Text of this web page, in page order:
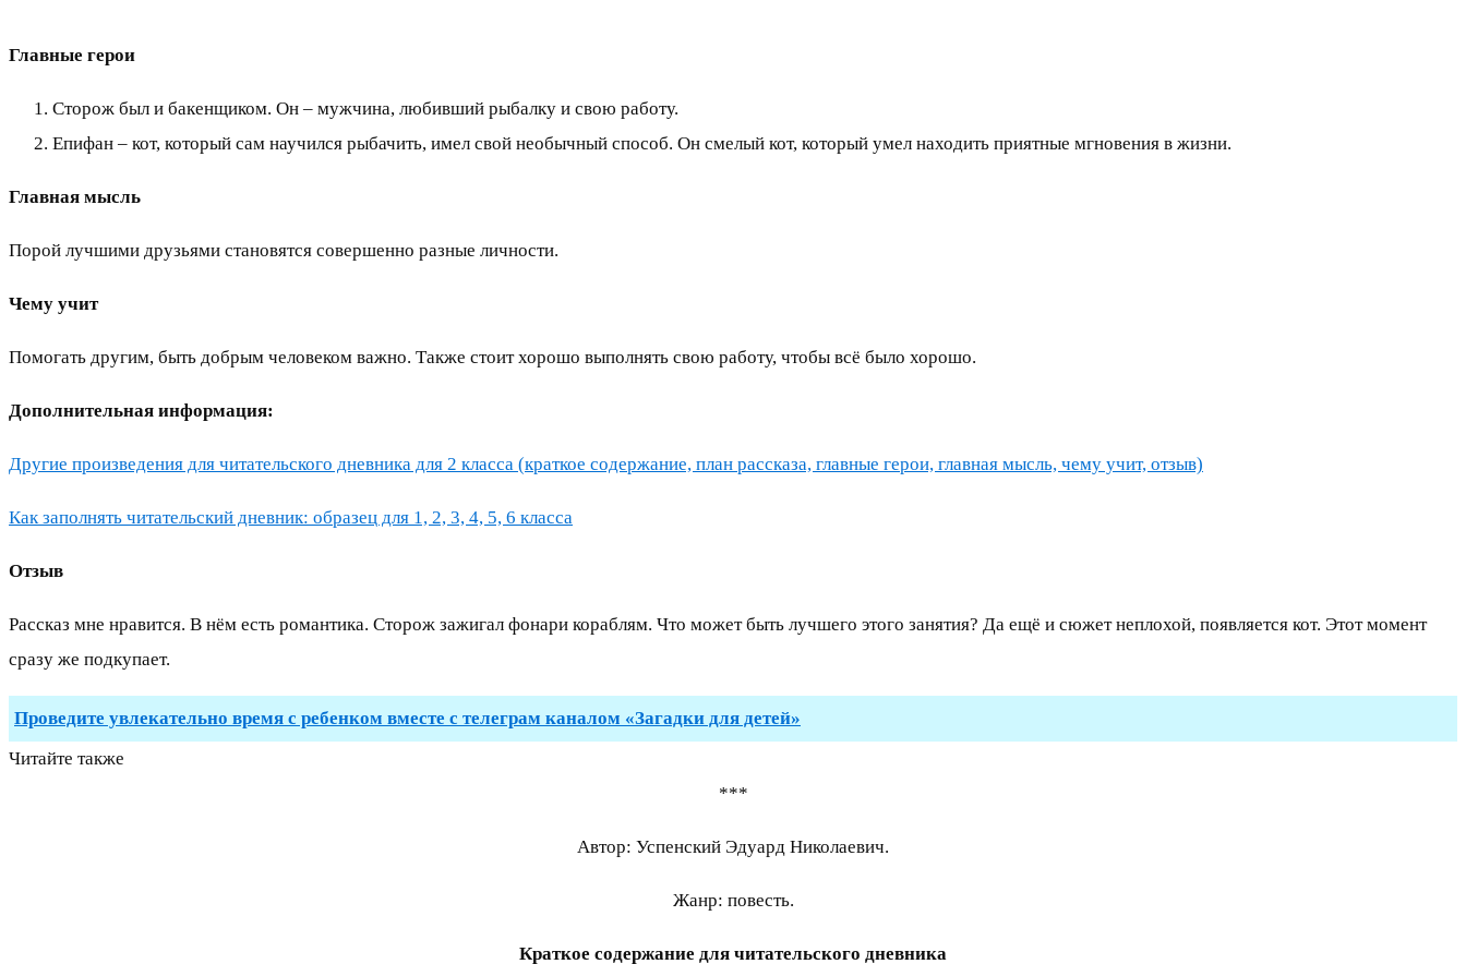
Главные герои
Сторож был и бакенщиком. Он – мужчина, любивший рыбалку и свою работу.
Епифан – кот, который сам научился рыбачить, имел свой необычный способ. Он смелый кот, который умел находить приятные мгновения в жизни.
Главная мысль
Порой лучшими друзьями становятся совершенно разные личности.
Чему учит
Помогать другим, быть добрым человеком важно. Также стоит хорошо выполнять свою работу, чтобы всё было хорошо.
Дополнительная информация:
Другие произведения для читательского дневника для 2 класса (краткое содержание, план рассказа, главные герои, главная мысль, чему учит, отзыв)
Как заполнять читательский дневник: образец для 1, 2, 3, 4, 5, 6 класса
Отзыв
Рассказ мне нравится. В нём есть романтика. Сторож зажигал фонари кораблям. Что может быть лучшего этого занятия? Да ещё и сюжет неплохой, появляется кот. Этот момент
сразу же подкупает.
Проведите увлекательно время с ребенком вместе с телеграм каналом «Загадки для детей»
Читайте также
***
Автор: Успенский Эдуард Николаевич.
Жанр: повесть.
Краткое содержание для читательского дневника